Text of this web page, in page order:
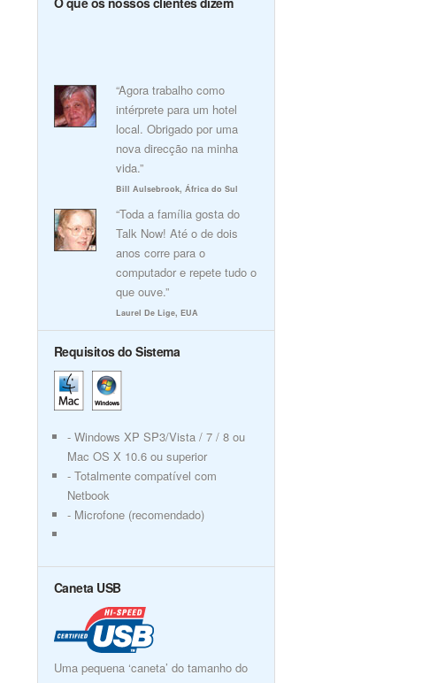
“Agora trabalho como
intérprete para um hotel
local. Obrigado por uma
nova direcção na minha
vida.”
Bill Aulsebrook, África do Sul
“Toda a família gosta do
Talk Now! Até o de dois
anos corre para o
computador e repete tudo o
que ouve.”
Laurel De Lige, EUA
Requisitos do Sistema
- Windows XP SP3/Vista / 7 / 8 ou
Mac OS X 10.6 ou superior
- Totalmente compatível com
Netbook
- Microfone (recomendado)
Caneta USB
Uma pequena ‘caneta’ do tamanho do